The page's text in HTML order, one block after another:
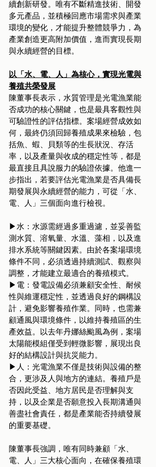
續創新研發。唯有不斷精進技術、開發
多元產品，並積極回應市場需求與產業
環境的變化，才能提升整體競爭力，為
產業創造更高附加價值，進而實現長期
與永續經營的目標。
以「水、電、人」為核心，實現光電與
養殖共榮發展
陳董事長表示，水質管理是光電漁業能
否成功的核心關鍵，也是最具客觀性與
可驗證性的評估指標。案場經營成效如
何，最終仍須回歸養殖成果來檢驗，包
括魚、蝦、貝類等的生長狀況、存活
率，以及產量與收成的穩定性等，都是
最直接且具說服力的驗證依據。他進一
步指出，若要評估光電漁業是否具備長
期發展與永續經營的能力，可從「水、
電、人」三個面向進行檢視。
▶水：水源需經過多重過濾，並妥善監
測水質、溶氧量、水溫、藻相，以及進
排水系統等關鍵因素。由於各案場環境
條件不同，必須透過持續測試、觀察與
調整，才能建立最適合的養殖模式。
▶電：發電設備必須兼顧安全性、耐候
性與維運穩定性，並透過良好的鋼構設
計，避免影響養殖作業。同時，也需兼
顧通風與環境條件，以維持養殖區的生
產效益。以去年丹娜絲颱風為例，案場
太陽能模組僅受到輕微影響，展現出良
好的結構設計與抗災能力。
▶人：光電漁業不僅是技術與設備的整
合，更涉及人與地方的連結。養殖戶是
否因此受益、地方居民是否理解與支
持，以及企業是否願意投入長期溝通與
善盡社會責任，都是產業能否持續發展
的重要基礎。
陳董事長強調，唯有同時兼顧「水、
電、人」三大核心面向，在確保養殖環